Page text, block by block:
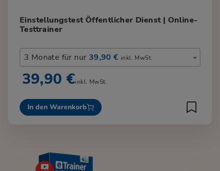
Einstellungstest Öffentlicher Dienst | Online-
Testtrainer
3 Monate für nur 39,90 € inkl. MwSt.
39,90 €inkl. MwSt.
In den Warenkorb